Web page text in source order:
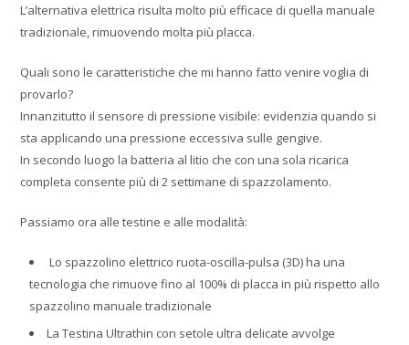
L’alternativa elettrica risulta molto più efficace di quella manuale
tradizionale, rimuovendo molta più placca.
Quali sono le caratteristiche che mi hanno fatto venire voglia di
provarlo?
Innanzitutto il sensore di pressione visibile: evidenzia quando si
sta applicando una pressione eccessiva sulle gengive.
In secondo luogo la batteria al litio che con una sola ricarica
completa consente più di 2 settimane di spazzolamento.
Passiamo ora alle testine e alle modalità:
Lo spazzolino elettrico ruota-oscilla-pulsa (3D) ha una
tecnologia che rimuove fino al 100% di placca in più rispetto allo
spazzolino manuale tradizionale
La Testina Ultrathin con setole ultra delicate avvolge